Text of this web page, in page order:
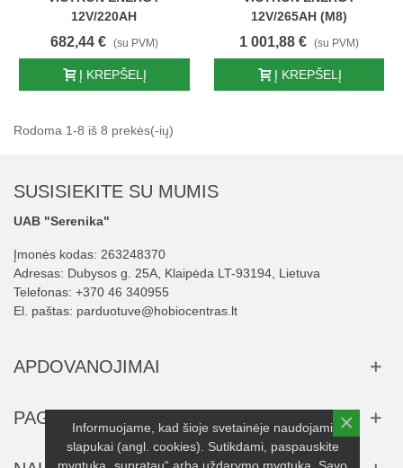
12V/220AH
682,44 € (su PVM)
Į KREPŠELĮ
12V/265AH (M8)
1 001,88 € (su PVM)
Į KREPŠELĮ
Rodoma 1-8 iš 8 prekės(-ių)
SUSISIEKITE SU MUMIS
UAB "Serenika"
Įmonės kodas: 263248370
Adresas: Dubysos g. 25A, Klaipėda LT-93194, Lietuva
Telefonas: +370 46 340955
El. paštas: parduotuve@hobiocentras.lt
APDOVANOJIMAI
PAGALBAInformuojame, kad šioje svetainėje naudojami
slapukai (angl. cookies). Sutikdami, paspauskite
×